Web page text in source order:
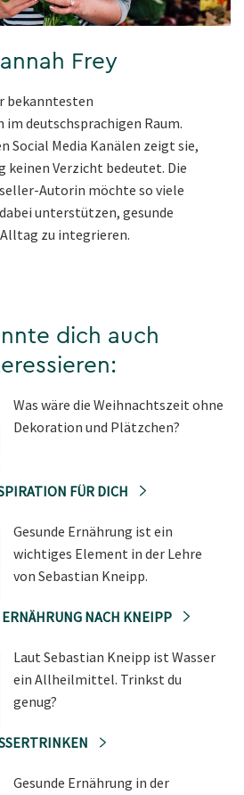
Frey
bekanntesten
deutschsprachigen Raum.
Social Media Kanälen zeigt sie,
keinen Verzicht bedeutet. Die
Autorin möchte so viele
unterstützen, gesunde
zu integrieren.
dich auch
Was wäre die Weihnachtszeit ohne
Dekoration und Plätzchen?
FÜR DICH
Gesunde Ernährung ist ein
wichtiges Element in der Lehre
von Sebastian Kneipp.
NACH KNEIPP
Laut Sebastian Kneipp ist Wasser
ein Allheilmittel. Trinkst du
genug?
Gesunde Ernährung in der